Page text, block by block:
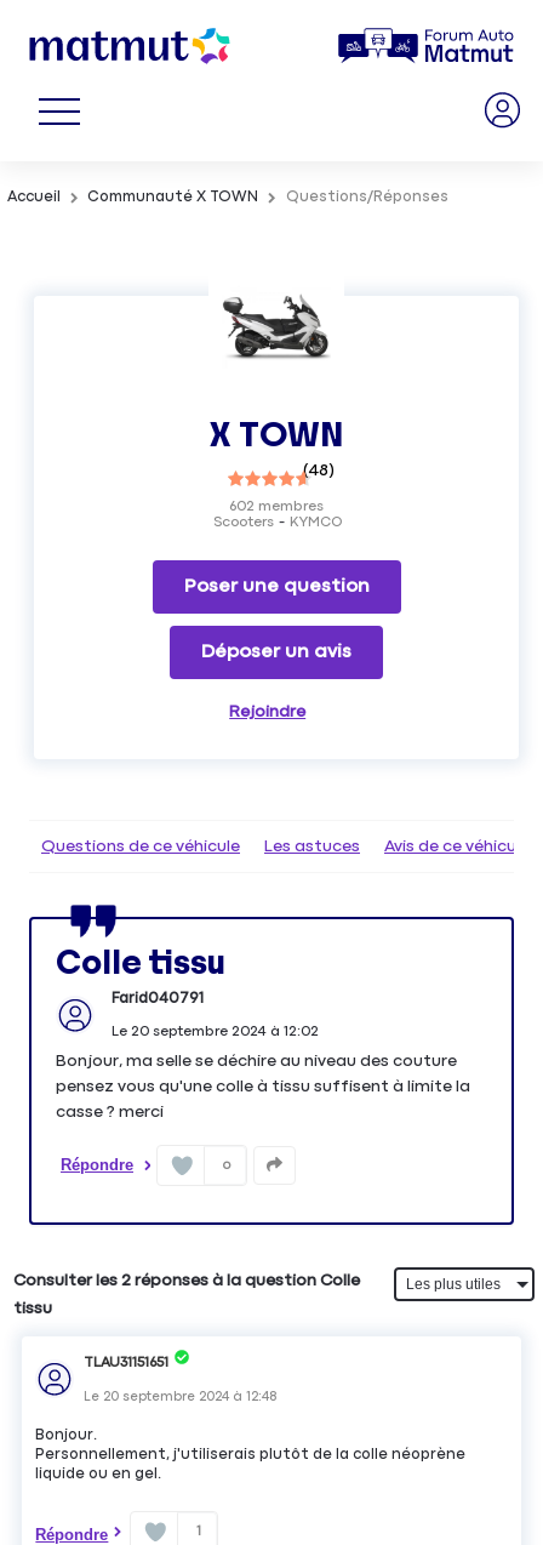
Accueil Communauté X TOWN Questions/Réponses
X TOWN
(48)
Scooters KYMCO
602 membres
Poser une question
Déposer un avis
Rejoindre
Questions de ce véhicule Les astuces Avis de ce véhicule
Colle tissu
Farid040791
Le 20 septembre 2024à 12:02
Bonjour, ma selle se déchire au niveau des couture
pensez vous qu'une colle à tissu suffisent à limite la
casse ? merci
Répondre 0
Consulter les 2 réponses à la question Colle
tissu
TLAU31151651
Le 20 septembre 2024 à12:48
Bonjour.
Personnellement, j'utiliserais plutôt de la colle néoprène
liquide ou en gel.
Répondre 1